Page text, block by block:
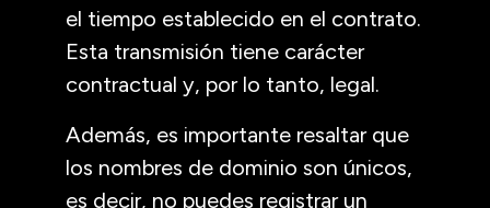
el tiempo establecido en el contrato.
Esta transmisión tiene carácter
contractual y, por lo tanto, legal.
Además, es importante resaltar que
los nombres de dominio son únicos,
es decir, no puedes registrar un